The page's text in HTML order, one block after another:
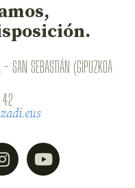
SAN SEBASTIÁN (GIPUZKOA